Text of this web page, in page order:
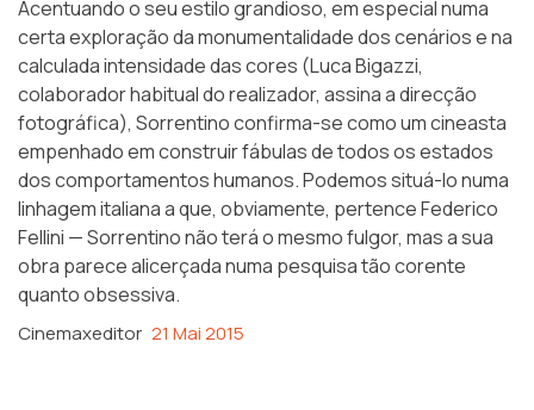
Acentuando o seu estilo grandioso, em especial numa
certa exploração da monumentalidade dos cenários e na
calculada intensidade das cores (Luca Bigazzi,
colaborador habitual do realizador, assina a direcção
fotográfica), Sorrentino confirma-se como um cineasta
empenhado em construir fábulas de todos os estados
dos comportamentos humanos. Podemos situá-lo numa
linhagem italiana a que, obviamente, pertence Federico
Fellini — Sorrentino não terá o mesmo fulgor, mas a sua
obra parece alicerçada numa pesquisa tão corente
quanto obsessiva.
Cinemaxeditor 21 Mai 2015